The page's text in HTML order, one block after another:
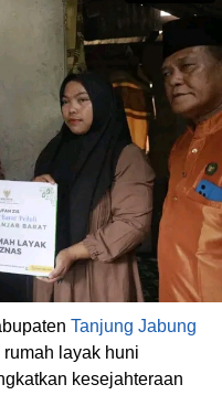
Tanjung Jabung
layak huni
kesejahteraan